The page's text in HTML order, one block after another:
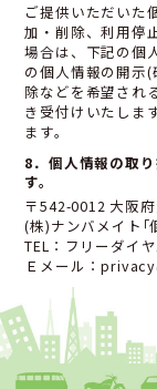
ご提供いただいた
加・削除、利用停
場合は、下記の個
の個人情報の開示
除などを希望され
き受付けいたしま
ます。
8．個人情報の取
す。
〒542-0012 大阪
(株)ナンバメイト｢
TEL：フリーダイ
Ｅメール：